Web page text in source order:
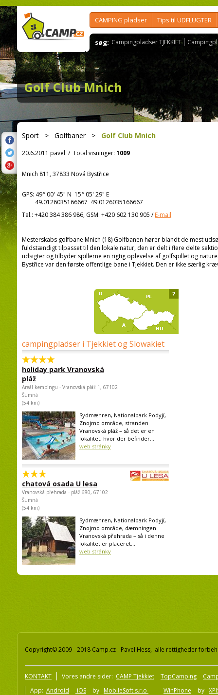
CAMPING pladser Tips til UDFLUGTER
søg: Campingpladser TJEKKIET
Golf Club Mnich
Sport > Golfbaner> Golf Club Mnich
20.6.2011 pavel / Total visninger: 1009
Mnich 811, 37833 Nová Bystřice
GPS: 49° 00' 45" N 15° 05' 29" E
49.0126035166667 49.0126035166667
Tel.: +420 384 386 986, GSM: +420 602 130 905 /E-mail
Mesterskabs golfbane Mnich (18) Golfbanen hører blandt de mest
fuldstændigt tilpasset til den lokale natur, den er delt i flere delte
udsigter og tilbyder spillerne en rigtig oplevelse af golfspillet og
Bystřice var den første offentlige bane i Tjekkiet. Den er ikke særlig
campingpladser i Tjekkiet og Slowakiet
holiday park Vranovská
pláž
Areál kempingu - Vranovská pláž 1, 67102
Šumná
(54 km)
Sydmæhren, Nationalpark Podyjí,
Znojmo område, stranden
Vranovská pláž – så det er en
lokalitet, hvor der befinder...
web stránky
chatová osada U lesa
Vranovská přehrada - pláž 680, 67102
Šumná
(54 km)
Sydmæhren, Nationalpark Podyjí,
Znojmo område, dæmningen
Vranovská přehrada – så i denne
lokalitet er placeret...
web stránky
?
Copyright© 2009 - 2018 Camp.cz - Pavel Hess, alle rettigheder
KONTAKT Vores andre sider: CAMP Tjekkiet TopCamping
App: Android iOS by MobileSoft s.r.o WinPhone by